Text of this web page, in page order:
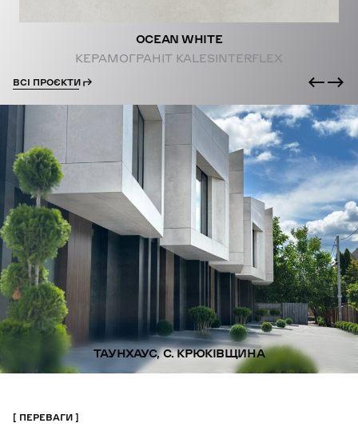
OCEAN WHITE
КЕРАМОГРАНІТ KALESINTERFLEX
ВСІ ПРОЄКТИ
ТАУНХАУС, С. КРЮКІВЩИНА
ПЕРЕВАГИ